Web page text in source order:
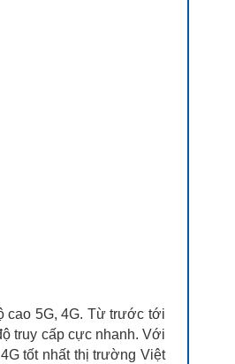
cao 5G, 4G. Từ trước tới
truy cấp cực nhanh. Với
tốt nhất thị trường Việt